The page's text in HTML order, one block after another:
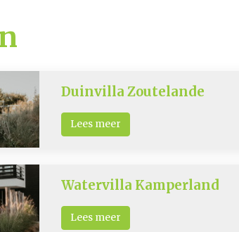
Duinvilla Zoutelande
Lees meer
Watervilla Kamperland
Lees meer